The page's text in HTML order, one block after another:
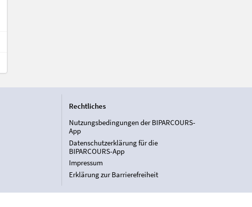
Rechtliches
Nutzungsbedingungen der BIPARCOURS-
App
Datenschutzerklärung für die
BIPARCOURS-App
Impressum
Erklärung zur Barrierefreiheit